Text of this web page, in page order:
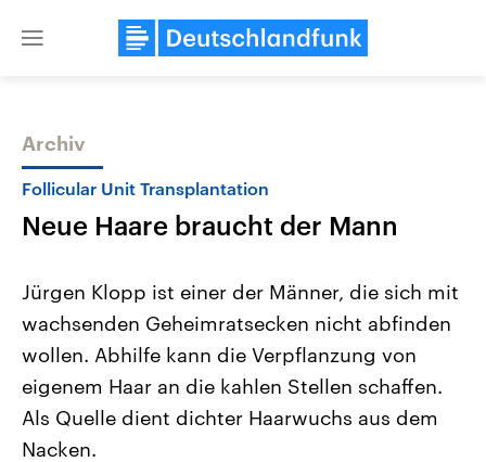
Close
Themen
USA
Aktuelle Beiträge, Analysen und
Hintergründe
Wirtschaftlich und militärisch
gehören die Vereinigten Staaten zu
Nahostkonflikt
Aktuelle Lage und
Der Überfall der
Terrororganisation Hamas
Archiv
Follicular Unit Transplantation
Neue Haare braucht der Mann
Jürgen Klopp ist einer der Männer, die sich mit
wachsenden Geheimratsecken nicht abfinden
wollen. Abhilfe kann die Verpflanzung von
eigenem Haar an die kahlen Stellen schaffen.
Als Quelle dient dichter Haarwuchs aus dem
Nacken.